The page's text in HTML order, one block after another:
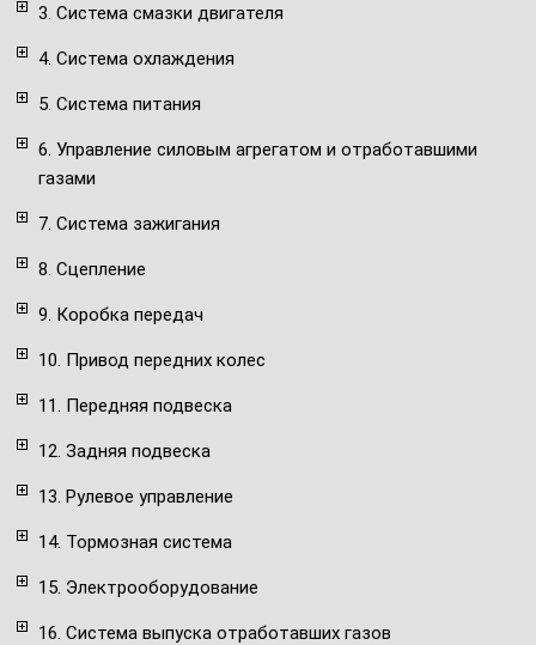
3. Система смазки двигателя
4. Система охлаждения
5. Система питания
6. Управление силовым агрегатом и отработавшими
газами
7. Система зажигания
8. Сцепление
9. Коробка передач
10. Привод передних колес
11. Передняя подвеска
12. Задняя подвеска
13. Рулевое управление
14. Тормозная система
15. Электрооборудование
16. Система выпуска отработавших газов